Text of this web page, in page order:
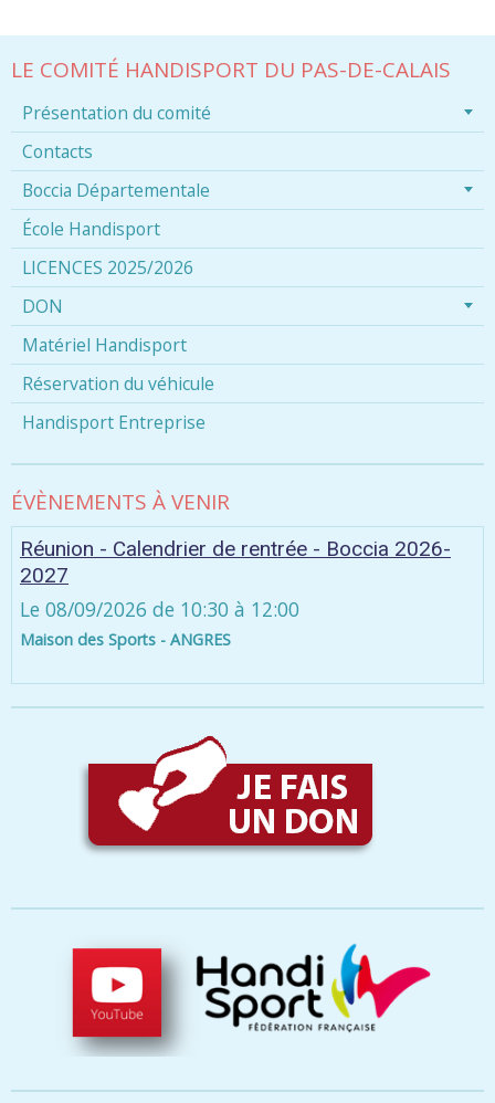
LE COMITÉ HANDISPORT DU PAS-DE-CALAIS
Présentation du comité
Contacts
Boccia Départementale
École Handisport
LICENCES 2025/2026
DON
Matériel Handisport
Réservation du véhicule
Handisport Entreprise
ÉVÈNEMENTS À VENIR
Réunion - Calendrier de rentrée - Boccia 2026-
2027
Le 08/09/2026 de 10:30 à 12:00
Maison des Sports - ANGRES